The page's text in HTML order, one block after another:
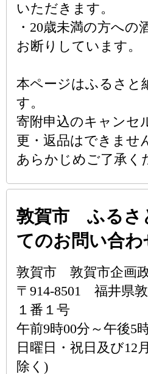
いただきます。
・20歳未満の方への
お断りしています。
本ページはふるさと
す。
寄附申込のキャンセ
更・返品はできませ
あらかじめご了承く
敦賀市 ふるさ
てのお問い合わ
敦賀市 敦賀市企画
〒914-8501 福井県
１番１号
午前9時00分～午後5
日曜日・祝日及び12
除く)